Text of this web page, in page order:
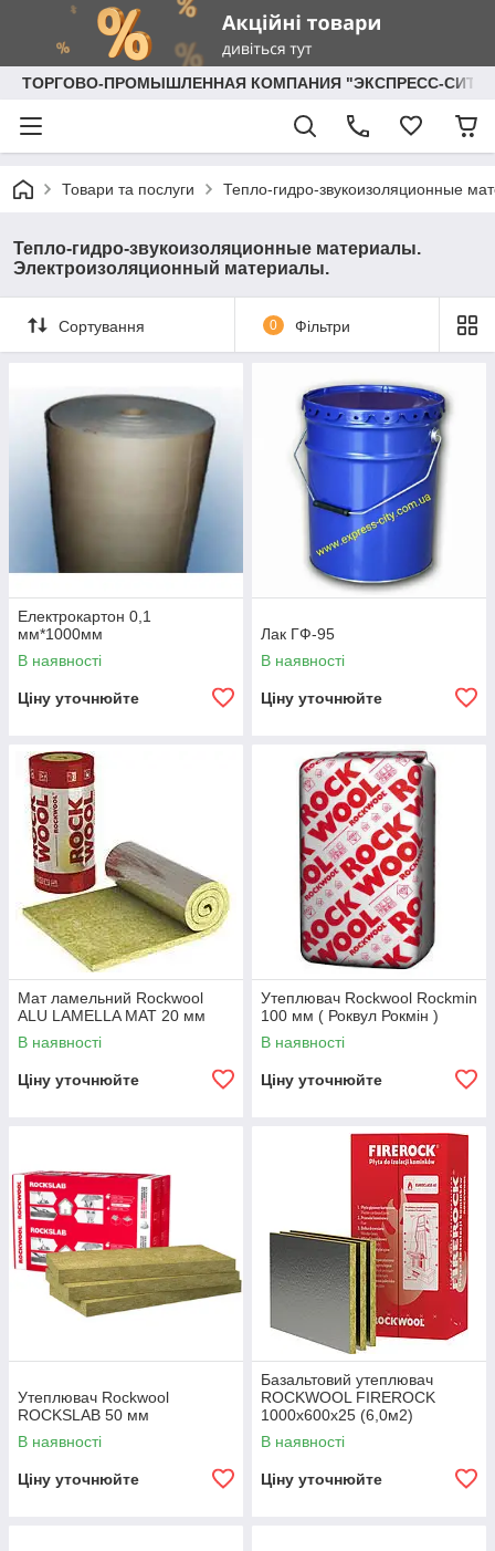
ТОРГОВО-ПРОМЫШЛЕННАЯ КОМПАНИЯ "ЭКСПРЕСС-СИТИ"
Товари та послуги Тепло-гидро-звукоизоляционные
Тепло-гидро-звукоизоляционные материалы.
Электроизоляционный материалы.
Сортування 0 Фільтри
Електрокартон 0,1
мм*1000мм
В наявності
Ціну уточнюйте
Лак ГФ-95
В наявності
Ціну уточнюйте
Мат ламельний Rockwool
ALU LAMELLA MAT 20 мм
В наявності
Ціну уточнюйте
Утеплювач Rockwool Rockmin
100 мм ( Роквул Рокмін )
В наявності
Ціну уточнюйте
Утеплювач Rockwool
ROCKSLAB 50 мм
В наявності
Ціну уточнюйте
Базальтовий утеплювач
ROCKWOOL FIREROCK
1000х600х25 (6,0м2)
В наявності
Ціну уточнюйте